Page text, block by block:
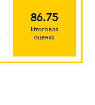
86.75
Итоговая
оценка